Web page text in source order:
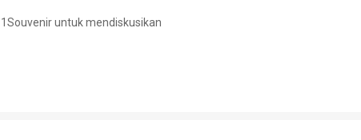
untuk mendiskusikan